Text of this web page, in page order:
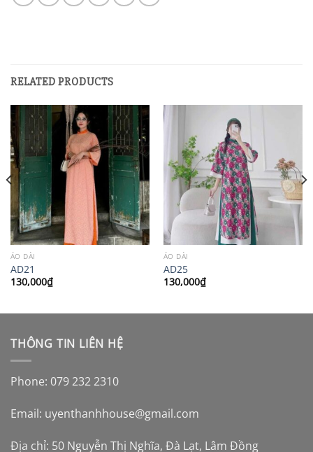
RELATED PRODUCTS
ÁO DÀI
AD21
130,000₫
ÁO DÀI
AD25
130,000₫
THÔNG TIN LIÊN HỆ
Phone: 079 232 2310
Email: uyenthanhhouse@gmail.com
Địa chỉ: 50 Nguyễn Thị Nghĩa, Đà Lạt, Lâm Đồng